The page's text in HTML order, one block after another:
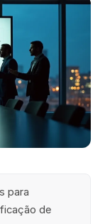
para
de